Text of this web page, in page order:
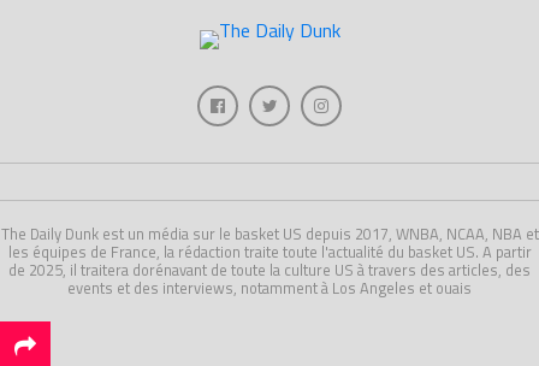
The Daily Dunk est un média sur le basket US depuis 2017, WNBA, NCAA, NBA et
les équipes de France, la rédaction traite toute l'actualité du basket US. A partir
de 2025, il traitera dorénavant de toute la culture US à travers des articles, des
events et des interviews, notamment à Los Angeles et ouais